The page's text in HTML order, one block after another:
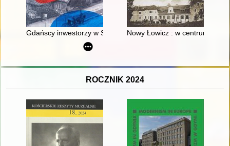
Gdańscy inwestorzy w Sopocie : prestiż finansowy i
Nowy Łowicz : w centrum
ROCZNIK 2024